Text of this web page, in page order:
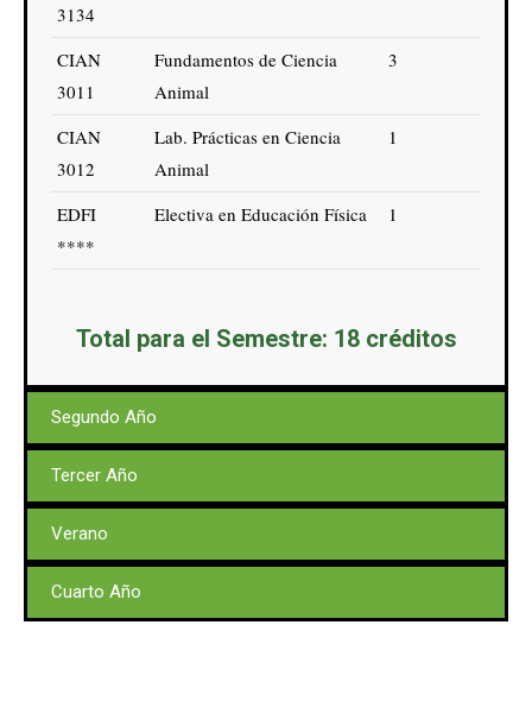
3134
CIAN
3011
Fundamentos de Ciencia
Animal
3
CIAN
3012
Lab. Prácticas en Ciencia
Animal
1
EDFI
****
Electiva en Educación Física 1
Total para el Semestre: 18 créditos
Segundo Año
Tercer Año
Verano
Cuarto Año